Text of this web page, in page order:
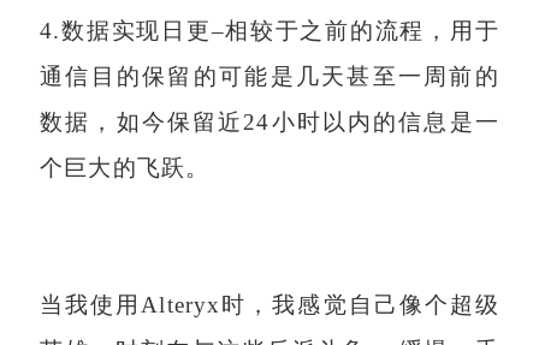
4.数据实现日更–相较于之前的流程，用于
通信目的保留的可能是几天甚至一周前的
数据，如今保留近24小时以内的信息是一
个巨大的飞跃。
当我使用Alteryx时，我感觉自己像个超级